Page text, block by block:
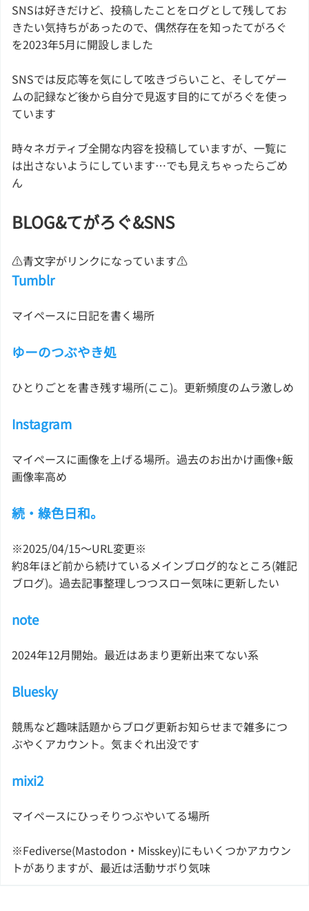
SNSは好きだけど、投稿したことをログとして残してお
きたい気持ちがあったので、偶然存在を知ったてがろぐ
を2023年5月に開設しました
SNSでは反応等を気にして呟きづらいこと、そしてゲー
ムの記録など後から自分で見返す目的にてがろぐを使っ
ています
時々ネガティブ全開な内容を投稿していますが、一覧に
は出さないようにしています…でも見えちゃったらごめ
ん
BLOG&てがろぐ&SNS
⚠青文字がリンクになっています⚠
Tumblr
マイペースに日記を書く場所
ゆーのつぶやき処
ひとりごとを書き残す場所(ここ)。更新頻度のムラ激しめ
Instagram
マイペースに画像を上げる場所。過去のお出かけ画像+飯
画像率高め
続・綠色日和。
※2025/04/15〜URL変更※
約8年ほど前から続けているメインブログ的なところ(雑記
ブログ)。過去記事整理しつつスロー気味に更新したい
note
2024年12月開始。最近はあまり更新出来てない系
Bluesky
競馬など趣味話題からブログ更新お知らせまで雑多につ
ぶやくアカウント。気まぐれ出没です
mixi2
マイペースにひっそりつぶやいてる場所
※Fediverse(Mastodon・Misskey)にもいくつかアカウン
トがありますが、最近は活動サボり気味